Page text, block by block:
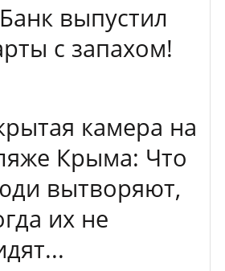
выпустил
с запахом!
камера на
Крыма: Что
вытворяют,
их не